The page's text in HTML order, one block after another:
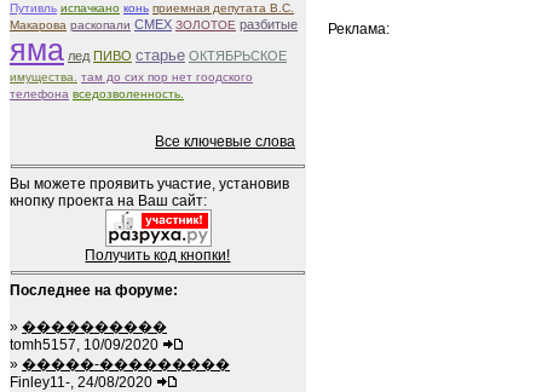
Путивль испачкано конь приемная депутата В.С.
Макарова раскопали СМЕХ ЗОЛОТОЕ разбитые
яма лед ПИВО старье ОКТЯБРЬСКОЕ
имущества.
там до сих пор нет гоодского
телефона вседозволенность.
Все ключевые слова
Вы можете проявить участие, установив
кнопку проекта на Ваш сайт:
Получить код кнопки!
Последнее на форуме:
» ����������
tomh5157, 10/09/2020
» �����-���������
Finley11-, 24/08/2020
Реклама: